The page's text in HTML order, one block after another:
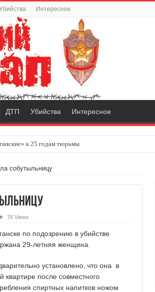
Интересное
ДТП Убийства Интересное
к 25 годам тюрьмы
собутыльницу
76 Views
по подозрению в убийстве
29-летняя женщина.
установлено, что она в
квартире после совместного
спиртных напитков ножом